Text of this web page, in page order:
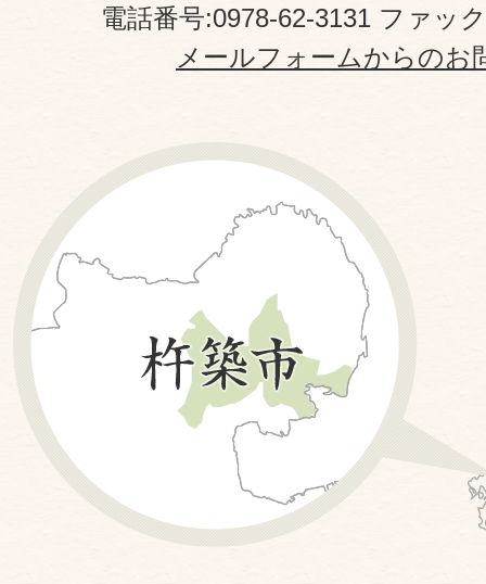
電話番号:0978-62-3131 ファッ
メールフォームからのお